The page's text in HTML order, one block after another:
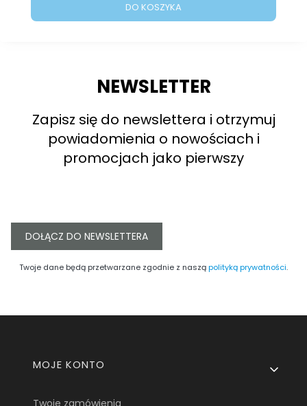
DO KOSZYKA
NEWSLETTER
Zapisz się do newslettera i otrzymuj
powiadomienia o nowościach i
promocjach jako pierwszy
DOŁĄCZ DO NEWSLETTERA
Twoje dane będą przetwarzane zgodnie z nasząpolityką prywatności.
Linki w stopce
MOJE KONTO